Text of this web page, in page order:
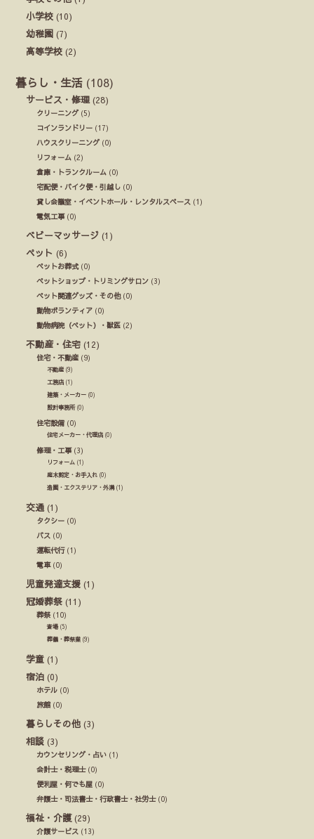
小学校 (10)
幼稚園 (7)
高等学校 (2)
暮らし・生活 (108)
サービス・修理 (28)
クリーニング(5)
コインランドリー (17)
ハウスクリーニング(0)
リフォーム (2)
倉庫・トランクルーム (0)
宅配便・バイク便・引越し (0)
貸し会議室・イベントホール・レンタルスペース (1)
電気工事(0)
ベビーマッサージ (1)
ペット (6)
ペットお葬式(0)
ペットショップ・トリミングサロン (3)
ペット関連グッズ・その他(0)
動物ボランティア (0)
動物病院（ペット）・獣医 (2)
不動産・住宅 (12)
住宅・不動産 (9)
不動産 (9)
工務店 (1)
建築・メーカー (0)
設計事務所(0)
住宅設備(0)
住宅メーカー・代理店 (0)
修理・工事(3)
リフォーム (1)
庭木剪定・お手入れ (0)
造園・エクステリア・外溝(1)
交通 (1)
タクシー (0)
バス (0)
運転代行(1)
電車(0)
児童発達支援 (1)
冠婚葬祭 (11)
葬祭(10)
斎場(5)
葬儀・葬祭業 (9)
学童 (1)
宿泊 (0)
ホテル (0)
旅館 (0)
暮らしその他 (3)
相談 (3)
カウンセリング・占い (1)
会計士・税理士(0)
便利屋・何でも屋 (0)
弁護士・司法書士・行政書士・社労士(0)
福祉・介護(29)
介護サービス (13)